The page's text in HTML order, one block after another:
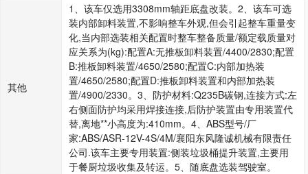
其他
1、该车仅选用3308mm轴距底盘改装。2、该车可选
装内部卸料装置,不影响整车外观,但会引起整车重量变
化,当内部选装相关配置时整车整备质量/额定载质量对
应关系为(kg):配置A:无推板卸料装置/4400/2830;配置
B:推板卸料装置/4650/2580;配置C:内部加热装
置/4650/2580;配置D:推板卸料装置和内部加热装
置/4900/2330。3、防护材料:Q235B碳钢,连接方式:左
右侧面防护均采用焊接连接,后防护装置由专用装置代
替,离地**小高度为:410mm。4、ABS型号/厂
家:ABS/ASR-12V-4S/4M/襄阳东风隆诚机械有限责任
公司.该车主要专用装置:侧装垃圾桶提升装置,主要用
于餐厨垃圾收集及转运。5、随底盘选装驾驶室。